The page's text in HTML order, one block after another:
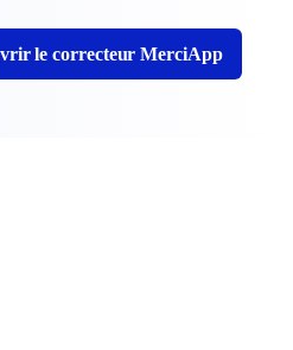
le correcteur MerciApp